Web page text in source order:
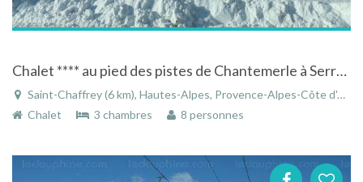
Chalet **** au pied des pistes de Chantemerle à Serre-Chevalier dans les Hautes-Alpes
Saint-Chaffrey (6 km), Hautes-Alpes, Provence-Alpes-Côte d'Azur, France
Chalet
3 chambres 8 personnes